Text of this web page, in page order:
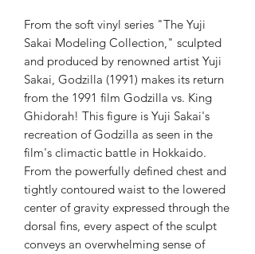
From the soft vinyl series "The Yuji
Sakai Modeling Collection," sculpted
and produced by renowned artist Yuji
Sakai, Godzilla (1991) makes its return
from the 1991 film Godzilla vs. King
Ghidorah! This figure is Yuji Sakai's
recreation of Godzilla as seen in the
film's climactic battle in Hokkaido.
From the powerfully defined chest and
tightly contoured waist to the lowered
center of gravity expressed through the
dorsal fins, every aspect of the sculpt
conveys an overwhelming sense of